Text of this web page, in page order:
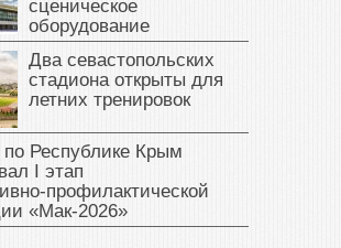
сценическое
оборудование
Два севастопольских
стадиона открыты для
летних тренировок
Республике Крым
I этап
«Мак‑2026»